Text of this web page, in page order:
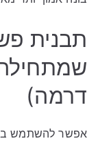
תבנית
דרמה)
אפשר להשתמש